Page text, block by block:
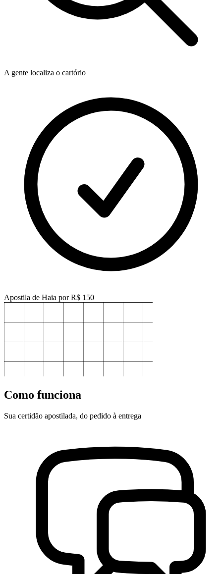
A gente localiza o cartório
Apostila de Haia porR$ 150
Como funciona
Sua certidão apostilada, do pedido à entrega